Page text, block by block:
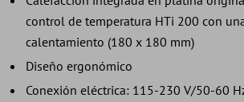
control de temperatura HTi 200 con
calentamiento (180 x 180 mm)
Diseño ergonómico
Conexión eléctrica: 115-230 V/50-60